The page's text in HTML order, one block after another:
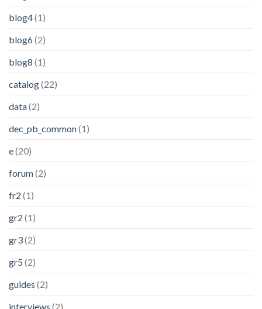
blog4(1)
blog6(2)
blog8 (1)
catalog(22)
data(2)
dec_pb_common(1)
e(20)
forum(2)
fr2 (1)
gr2 (1)
gr3(2)
gr5 (2)
guides (2)
interviews (2)